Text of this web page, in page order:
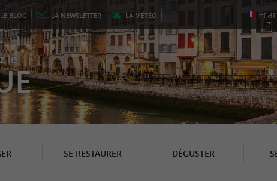
LE BLOG LA NEWSLETTER LA MÉTÉO
le
SE RESTAURER DÉGUSTER